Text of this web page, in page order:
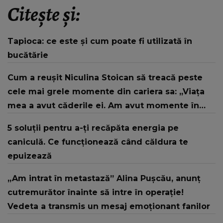
Citește și:
Tapioca: ce este și cum poate fi utilizată în
bucătărie
Cum a reușit Niculina Stoican să treacă peste
cele mai grele momente din cariera sa: „Viața
mea a avut căderile ei. Am avut momente în
niciodată.”
5 soluții pentru a-ți recăpăta energia pe
caniculă. Ce funcționează când căldura te
epuizează
„Am intrat în metastază” Alina Pușcău, anunț
cutremurător înainte să intre în operație!
Vedeta a transmis un mesaj emoționant fanilor